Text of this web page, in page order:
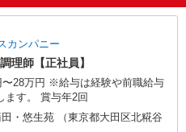
カンパニー
理師【正社員】
は経験や前職給与
ます。 賞与年2回
・悠生苑 （東京都大田区北糀谷